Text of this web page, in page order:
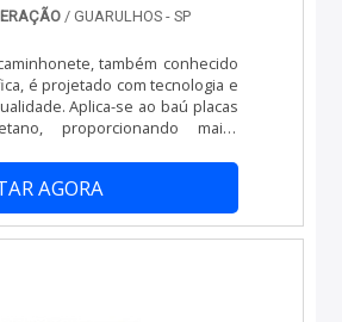
serviços com ótima qualidade e
com seus clientes.É por
Refrigeração é uma empresa
tratamos do segmento de
refrigerado. O foco é
venda à entrega final, com foco
E QUALIDADE
na China Refrigeração as
estão à disposição quando se
refrigeração para transporte
/ GUARULHOS - SP
também conhecido
é projetado com tecnologia e
Aplica-se ao baú placas
proporcionando maior
e os painéis são col-
espessura de 2.00 m, que
fundamentais para a
ser transportado, sendo anti-
AGORA